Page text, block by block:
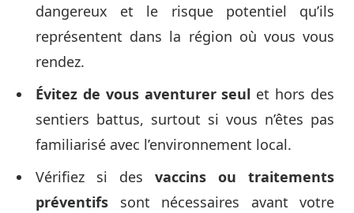
dangereux et le risque potentiel qu’ils
représentent dans la région où vous vous
rendez.
Évitez de vous aventurer seul et hors des
sentiers battus, surtout si vous n’êtes pas
familiarisé avec l’environnement local.
Vérifiez si des vaccins ou traitements
préventifs sont nécessaires avant votre